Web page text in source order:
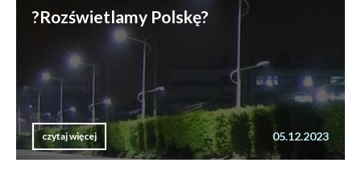
?Rozświetlamy Polskę?
czytaj więcej 05.12.2023